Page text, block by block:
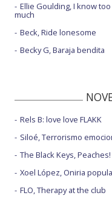
Ellie Goulding, I know too
much
Beck, Ride lonesome
Becky G, Baraja bendita
Rels B: love love FLAKK
Siloé, Terrorismo
The Black Keys, Peaches!
Xoel López, Oniria
FLO, Therapy at the club